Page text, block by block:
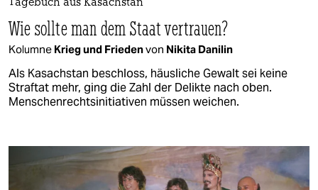
Tagebuch aus Kasachstan
Wie sollte man dem Staat vertrauen?
Kolumne Krieg und Friedenvon Nikita Danilin
Als Kasachstan beschloss, häusliche Gewalt sei keine
Straftat mehr, ging die Zahl der Delikte nach oben.
Menschenrechtsinitiativen müssen weichen.